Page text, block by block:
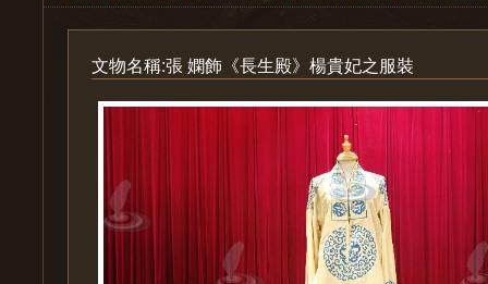
文物名稱:張 嫻飾《長生殿》楊貴妃之服裝